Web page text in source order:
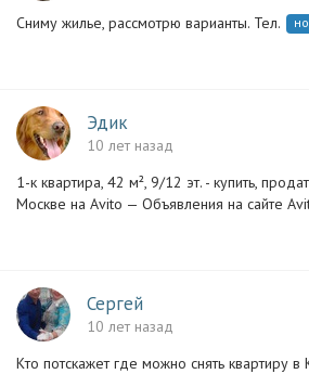
Сниму жилье, рассмотрю варианты. Тел.
Эдик
10 лет назад
1-к квартира, 42 м², 9/12 эт. - купить,
Москве на Avito — Объявления на сайте
Сергей
10 лет назад
Кто потскажет где можно снять квартиру в